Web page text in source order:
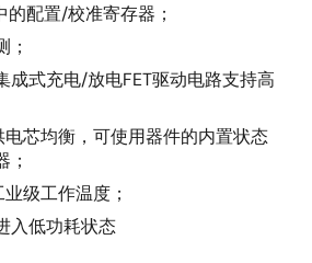
的配置/校准寄存器；
；
成式充电/放电FET驱动电路支持高
电芯均衡，可使用器件的内置状态
；
级工作温度；
入低功耗状态